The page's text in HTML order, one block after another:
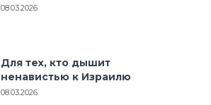
08.03.2026
Для тех, кто дышит
ненавистью к Израилю
08.03.2026